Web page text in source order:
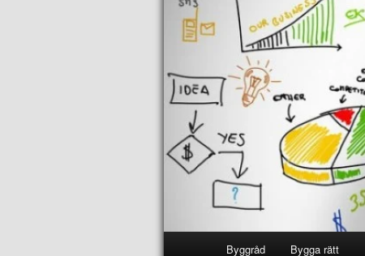
Byggråd Bygga rätt